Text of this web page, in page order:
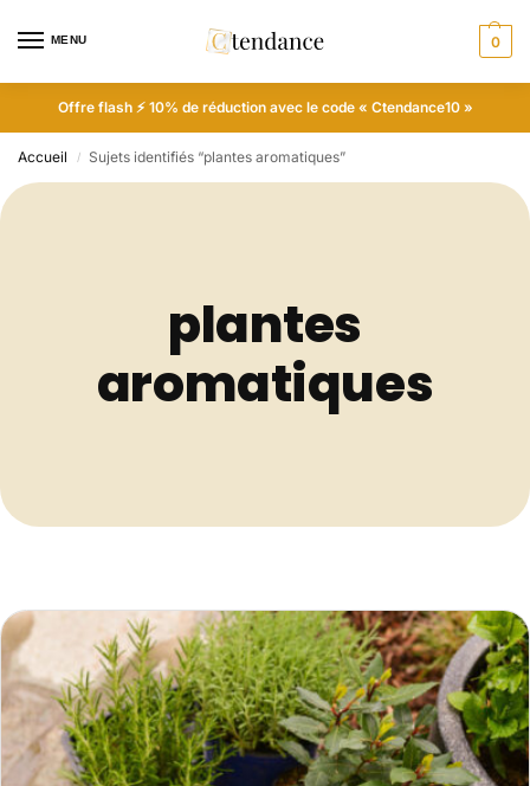
MENU 0
Offre flash ⚡ 10% de réduction avec le code « Ctendance10 »
Accueil / Sujets identifiés “plantes aromatiques”
plantes
aromatiques